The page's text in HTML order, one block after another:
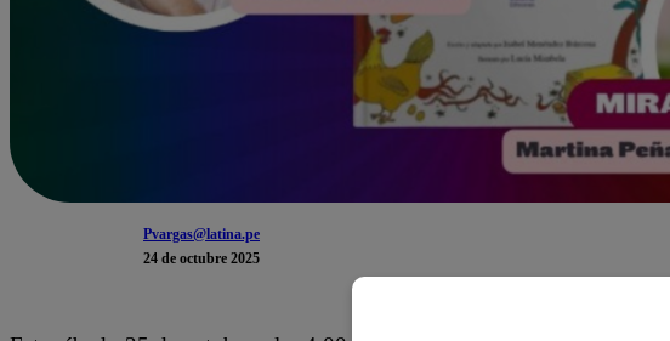
Pvargas@latina.pe
24 de octubre 2025